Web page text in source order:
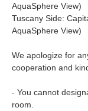
AquaSphere View)
Tuscany Side:
AquaSphere View)
We apologize for
cooperation and
- You cannot
room.